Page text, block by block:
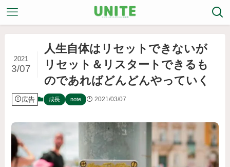
人生自体はリセットできないが
リセット＆リスタートできるも
のであればどんどんやっていく
2021
3/07
広告 成長 note 2021/03/07